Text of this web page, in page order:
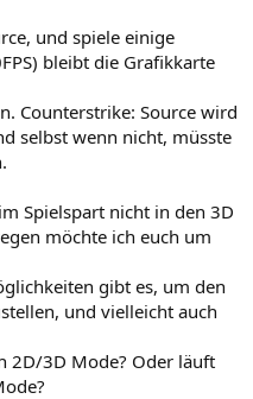
und spiele einige
bleibt die Grafikkarte
Counterstrike: Source wird
selbst wenn nicht, müsste
Spielspart nicht in den 3D
möchte ich euch um
gibt es, um den
und vielleicht auch
2D/3D Mode? Oder läuft